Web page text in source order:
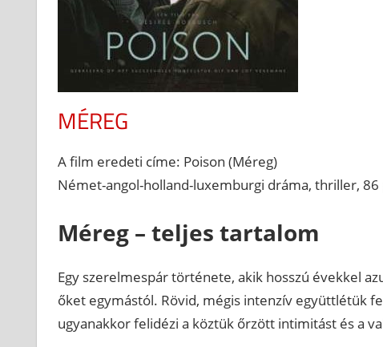
MÉREG
A film eredeti címe: Poison (Méreg)
Német-angol-holland-luxemburgi dráma, thriller, 86
Méreg – teljes tartalom
Egy szerelmespár története, akik hosszú évekkel
őket egymástól. Rövid, mégis intenzív együttlétük
ugyanakkor felidézi a köztük őrzött intimitást és a